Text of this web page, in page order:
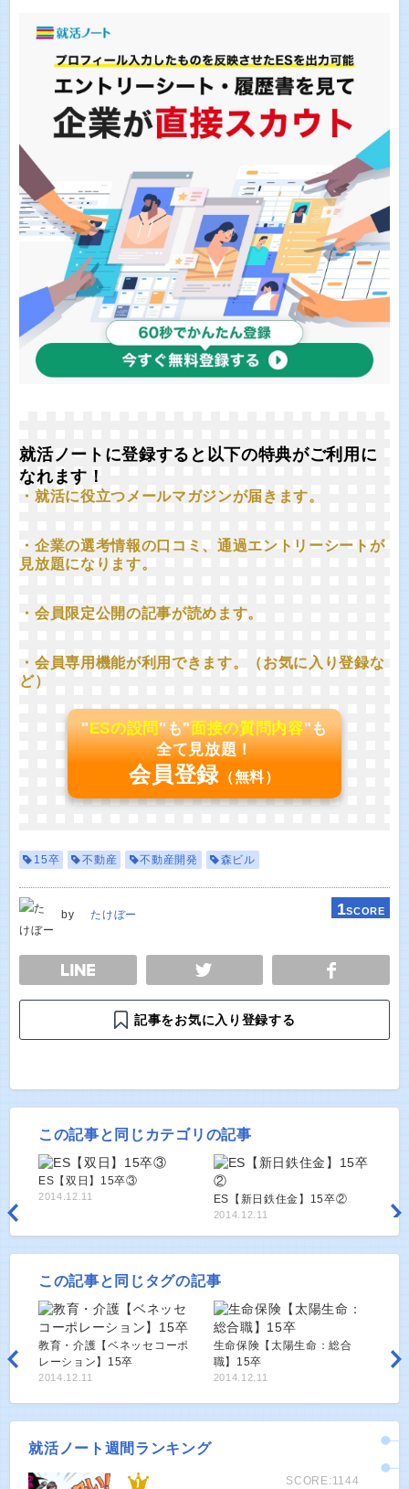
就活ノートに登録すると以下の特典がご利用に
なれます！
・就活に役立つメールマガジンが届きます。
・企業の選考情報の口コミ、通過エントリーシートが
見放題になります。
・会員限定公開の記事が読めます。
・会員専用機能が利用できます。（お気に入り登録な
ど）
"ESの設問"も"面接の質問内容"も
全て見放題！
会員登録 （無料）
15卒 不動産 不動産開発 森ビル
by たけぼー 1SCORE
TWEET
記事をお気に入り登録する
この記事と同じカテゴリの記事
ES【双日】15卒③
2014.12.11 ES【新日鉄住金】15卒②
2014.12.11
この記事と同じタグの記事
教育・介護【ベネッセコーポ
レーション】15卒
2014.12.11
生命保険【太陽生命：総合
職】15卒
2014.12.11
就活ノート週間ランキング
SCORE:1144